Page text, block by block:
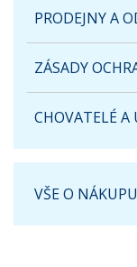
PRODEJNY A
ZÁSADY
CHOVATELÉ A
VŠE O NÁKUPU